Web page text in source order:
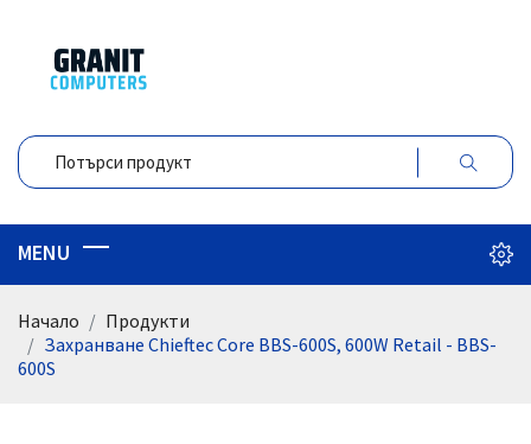
Начало
Продукти
Захранване Chieftec Core BBS-600S, 600W Retail - BBS-
600S